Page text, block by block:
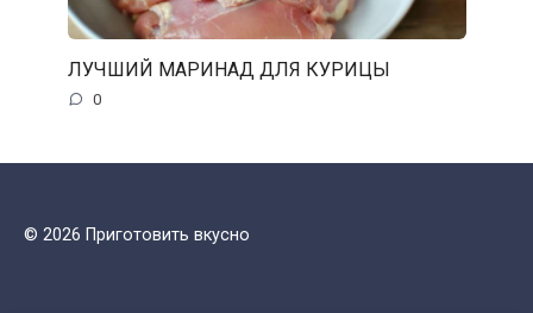
ЛУЧШИЙ МАРИНАД ДЛЯ КУРИЦЫ
0
© 2026 Приготовить вкусно